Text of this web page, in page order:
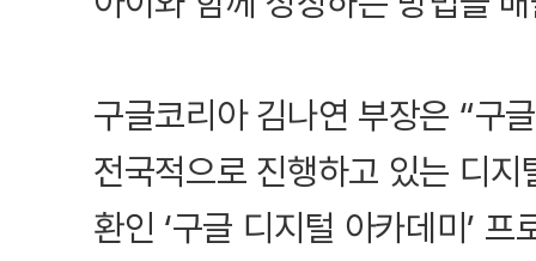
구글코리아 김나연 부장은 “구
전국적으로 진행하고 있는 디
환인 ‘구글 디지털 아카데미’